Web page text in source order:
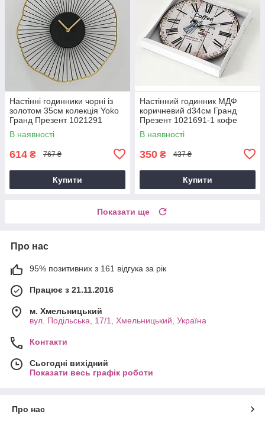
Настінні годинники чорні із
золотом 35см колекція Yoko
Гранд Презент 1021291
В наявності
614 ₴ 767 ₴
Купити
Настінний годинник МДФ
коричневий d34см Гранд
Презент 1021691-1 кофе
В наявності
350 ₴ 437 ₴
Купити
Показати ще
Про нас
95% позитивних з 161 відгука за рік
Працює з 21.11.2016
м. Хмельницький
вул. Подільська, 17/1, Хмельницький, Україна
Контакти
Сьогодні вихідний
Показати весь графік роботи
Про нас